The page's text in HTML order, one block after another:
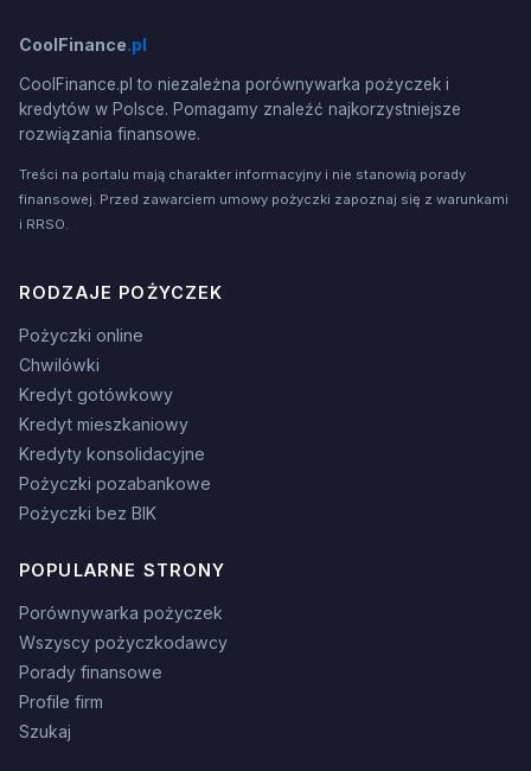
CoolFinance.pl
CoolFinance.pl to niezależna porównywarka pożyczek i
kredytów w Polsce. Pomagamy znaleźć najkorzystniejsze
rozwiązania finansowe.
Treści na portalu mają charakter informacyjny i nie stanowią porady
finansowej. Przed zawarciem umowy pożyczki zapoznaj się z warunkami
i RRSO.
RODZAJE POŻYCZEK
Pożyczki online
Chwilówki
Kredyt gotówkowy
Kredyt mieszkaniowy
Kredyty konsolidacyjne
Pożyczki pozabankowe
Pożyczki bez BIK
POPULARNE STRONY
Porównywarka pożyczek
Wszyscy pożyczkodawcy
Porady finansowe
Profile firm
Szukaj